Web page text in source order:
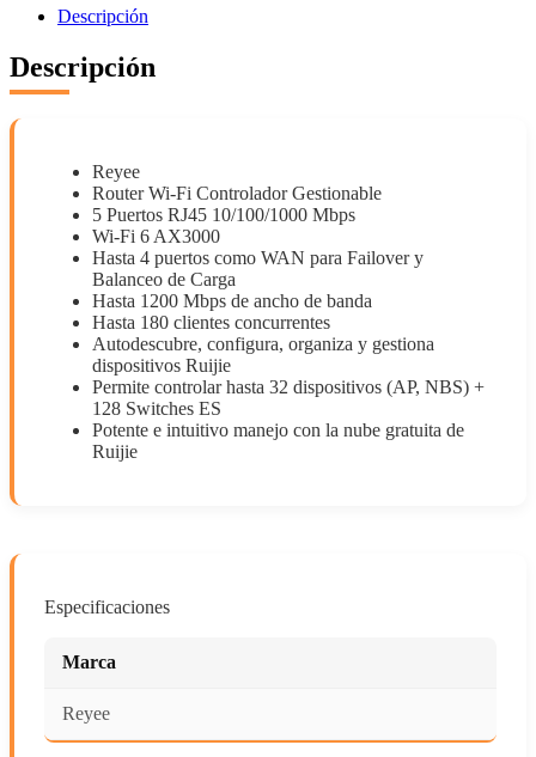
Descripción
Descripción
Reyee
Router Wi-Fi Controlador Gestionable
5 Puertos RJ45 10/100/1000 Mbps
Wi-Fi 6 AX3000
Hasta 4 puertos como WAN para Failover y
Balanceo de Carga
Hasta 1200 Mbps de ancho de banda
Hasta 180 clientes concurrentes
Autodescubre, configura, organiza y gestiona
dispositivos Ruijie
Permite controlar hasta 32 dispositivos (AP, NBS) +
128 Switches ES
Potente e intuitivo manejo con la nube gratuita de
Ruijie
Especificaciones
Marca
Reyee